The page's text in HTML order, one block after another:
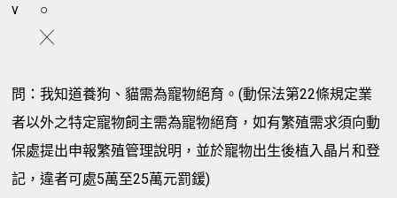
v
○
╳
問：我知道養狗、貓需為寵物絕育。(動保法第22條規定業
者以外之特定寵物飼主需為寵物絕育，如有繁殖需求須向動
保處提出申報繁殖管理說明，並於寵物出生後植入晶片和登
記，違者可處5萬至25萬元罰鍰)